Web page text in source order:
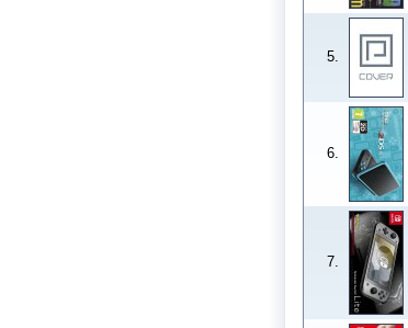
5.
6.
7.